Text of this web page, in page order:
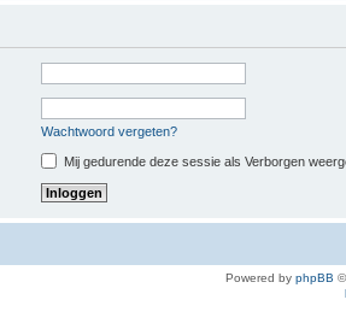
Wachtwoord vergeten?
Mij gedurende deze sessie als Verborgen
Powered by phpBB